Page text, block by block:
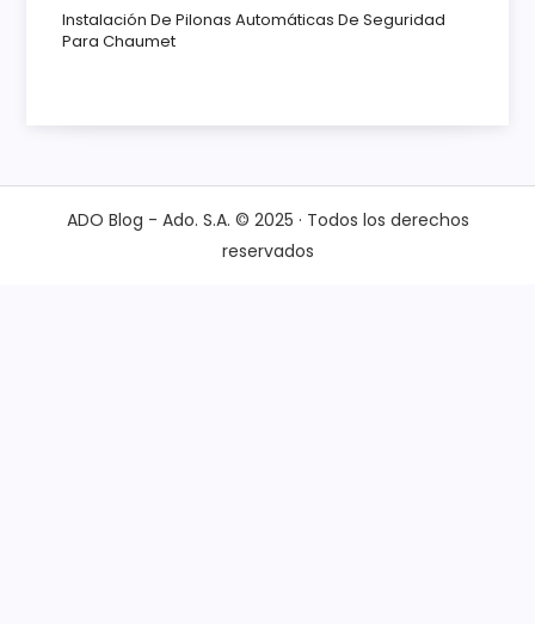
Instalación De Pilonas Automáticas De Seguridad
Para Chaumet
ADO Blog - Ado. S.A. © 2025 · Todos los derechos
reservados